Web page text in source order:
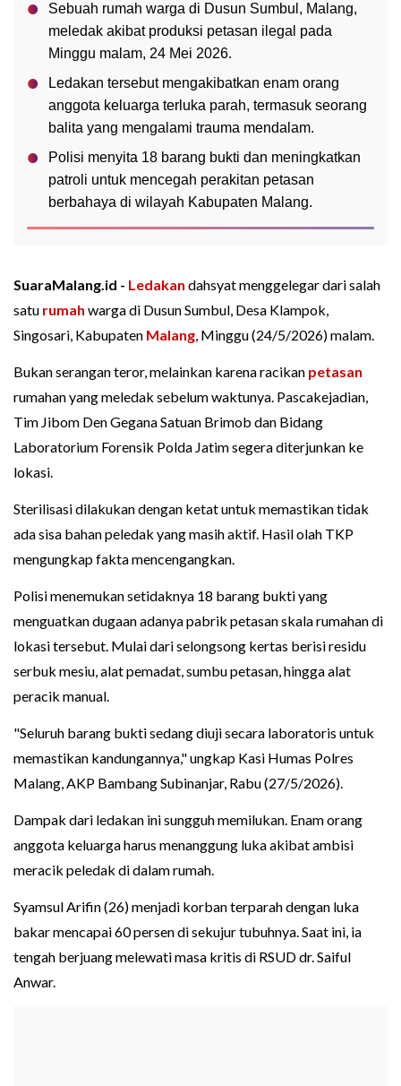
Sebuah rumah warga di Dusun Sumbul, Malang,
meledak akibat produksi petasan ilegal pada
Minggu malam, 24 Mei 2026.
Ledakan tersebut mengakibatkan enam orang
anggota keluarga terluka parah, termasuk seorang
balita yang mengalami trauma mendalam.
Polisi menyita 18 barang bukti dan meningkatkan
patroli untuk mencegah perakitan petasan
berbahaya di wilayah Kabupaten Malang.
SuaraMalang.id - Ledakan dahsyat menggelegar dari salah
satu rumah warga di Dusun Sumbul, Desa Klampok,
Singosari, Kabupaten Malang, Minggu (24/5/2026) malam.
Bukan serangan teror, melainkan karena racikan petasan
rumahan yang meledak sebelum waktunya. Pascakejadian,
Tim Jibom Den Gegana Satuan Brimob dan Bidang
Laboratorium Forensik Polda Jatim segera diterjunkan ke
lokasi.
Sterilisasi dilakukan dengan ketat untuk memastikan tidak
ada sisa bahan peledak yang masih aktif. Hasil olah TKP
mengungkap fakta mencengangkan.
Polisi menemukan setidaknya 18 barang bukti yang
menguatkan dugaan adanya pabrik petasan skala rumahan di
lokasi tersebut. Mulai dari selongsong kertas berisi residu
serbuk mesiu, alat pemadat, sumbu petasan, hingga alat
peracik manual.
"Seluruh barang bukti sedang diuji secara laboratoris untuk
memastikan kandungannya," ungkap Kasi Humas Polres
Malang, AKP Bambang Subinanjar, Rabu (27/5/2026).
Dampak dari ledakan ini sungguh memilukan. Enam orang
anggota keluarga harus menanggung luka akibat ambisi
meracik peledak di dalam rumah.
Syamsul Arifin (26) menjadi korban terparah dengan luka
bakar mencapai 60 persen di sekujur tubuhnya. Saat ini, ia
tengah berjuang melewati masa kritis di RSUD dr. Saiful
Anwar.